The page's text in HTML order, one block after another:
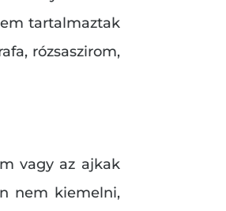
tartalmaztak
rózsaszirom,
vagy az ajkak
nem kiemelni,